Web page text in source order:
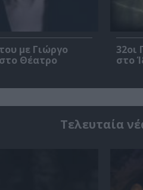
με Γιώργο
Θέατρο
32οι
στο
Τελευταία